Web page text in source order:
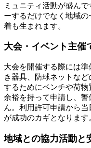
ミュニティ活動が盛ん
ーするだけでなく地域
着も生まれます。
大会・イベント主催
大会を開催する際には準
き器具、防球ネットな
するためにベンチや荷
余裕を持って申請し、
ん。利用許可申請から
が成功のカギとなります
地域との協力活動と